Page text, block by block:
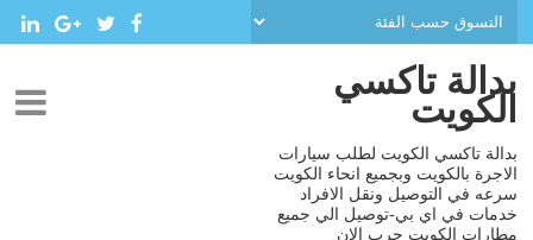
بدالة تاكسي
الكويت
بدالة تاكسي الكويت لطلب سيارات
الاجرة بالكويت وبجميع انحاء الكويت
سرعه في التوصيل ونقل الافراد
خدمات في اي بي-توصيل الي جميع
مطارات الكويت جرب الان